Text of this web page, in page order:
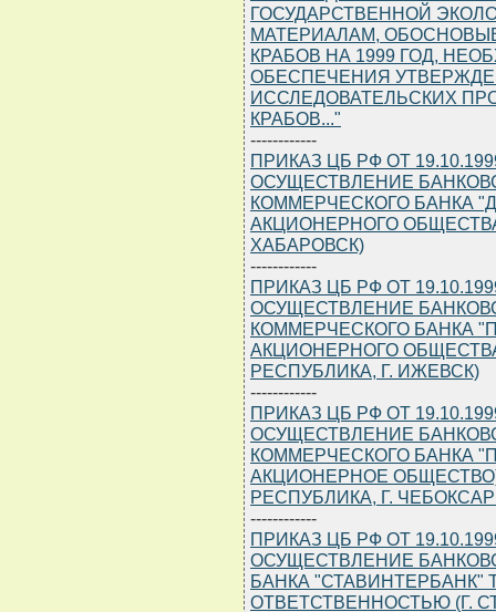
ГОСУДАРСТВЕННОЙ
МАТЕРИАЛАМ,
КРАБОВ НА 1999 ГОД,
ОБЕСПЕЧЕНИЯ
ИССЛЕДОВАТЕЛЬСКИХ
КРАБОВ..."
------------
ПРИКАЗ ЦБ РФ ОТ
ОСУЩЕСТВЛЕНИЕ
КОММЕРЧЕСКОГО БАНКА
АКЦИОНЕРНОГО
ХАБАРОВСК)
------------
ПРИКАЗ ЦБ РФ ОТ
ОСУЩЕСТВЛЕНИЕ
КОММЕРЧЕСКОГО БАНКА
АКЦИОНЕРНОГО
РЕСПУБЛИКА, Г. ИЖЕВСК)
------------
ПРИКАЗ ЦБ РФ ОТ
ОСУЩЕСТВЛЕНИЕ
КОММЕРЧЕСКОГО БАНКА
АКЦИОНЕРНОЕ
РЕСПУБЛИКА, Г.
------------
ПРИКАЗ ЦБ РФ ОТ
ОСУЩЕСТВЛЕНИЕ
БАНКА
ОТВЕТСТВЕННОСТЬЮ (Г.